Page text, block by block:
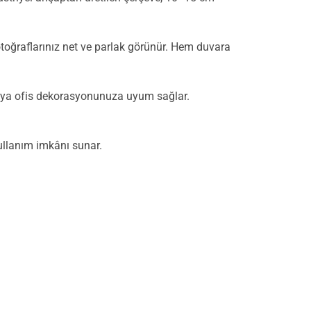
net ve parlak görünür. Hem duvara
ofis dekorasyonunuza uyum sağlar.
imkânı sunar.